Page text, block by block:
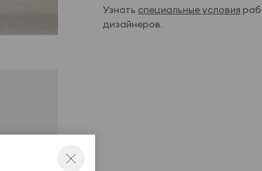
Узнать специальные условия
дизайнеров.